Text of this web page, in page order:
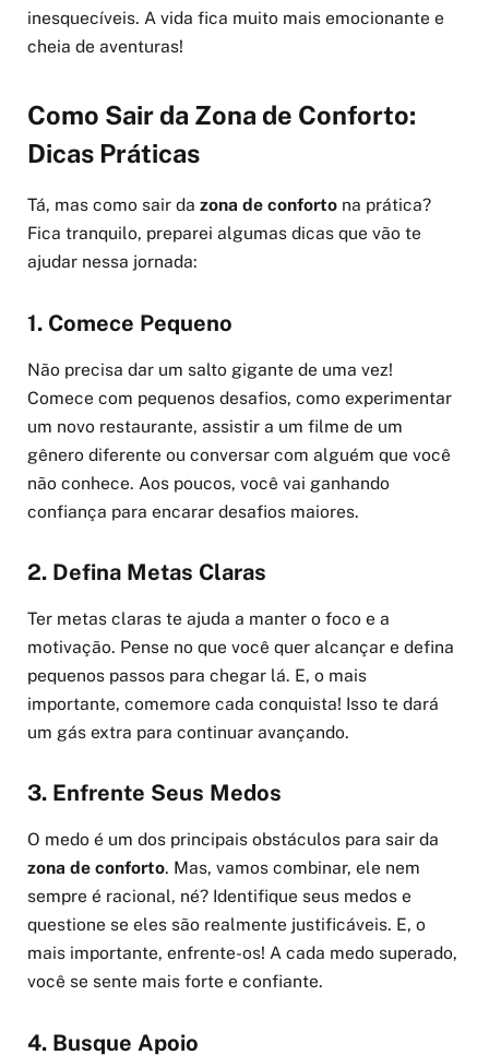
inesquecíveis. A vida fica muito mais emocionante e
cheia de aventuras!
Como Sair da Zona de Conforto:
Dicas Práticas
Tá, mas como sair da zona de conforto na prática?
Fica tranquilo, preparei algumas dicas que vão te
ajudar nessa jornada:
1. Comece Pequeno
Não precisa dar um salto gigante de uma vez!
Comece com pequenos desafios, como experimentar
um novo restaurante, assistir a um filme de um
gênero diferente ou conversar com alguém que você
não conhece. Aos poucos, você vai ganhando
confiança para encarar desafios maiores.
2. Defina Metas Claras
Ter metas claras te ajuda a manter o foco e a
motivação. Pense no que você quer alcançar e defina
pequenos passos para chegar lá. E, o mais
importante, comemore cada conquista! Isso te dará
um gás extra para continuar avançando.
3. Enfrente Seus Medos
O medo é um dos principais obstáculos para sair da
zona de conforto. Mas, vamos combinar, ele nem
sempre é racional, né? Identifique seus medos e
questione se eles são realmente justificáveis. E, o
mais importante, enfrente-os! A cada medo superado,
você se sente mais forte e confiante.
4. Busque Apoio